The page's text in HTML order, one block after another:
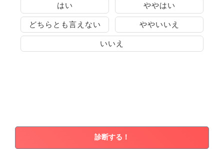
はい ややはい
どちらとも言えない ややいいえ
いいえ